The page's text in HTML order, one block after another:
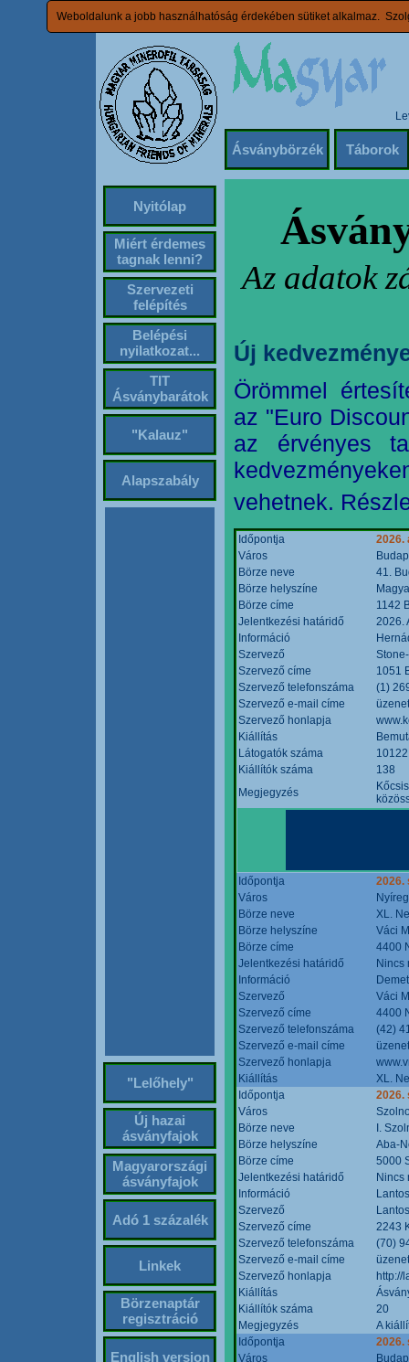
Weboldalunk a jobb használhatóság érdekében sütiket alkalmaz.
Ásványbörzék Táborok
Nyitólap
Miért érdemes
tagnak lenni?
Szervezeti
felépítés
Belépési
nyilatkozat...
TIT
Ásványbarátok
"Kalauz"
Alapszabály
"Lelőhely"
Új hazai
ásványfajok
Magyarországi
ásványfajok
Adó 1 százalék
Linkek
Börzenaptár
regisztráció
English version
Az adatok
Új
Örömmel
az "Euro
az érvényes
vehetnek.
Időpontja
2026.
Város
Börze neve
41.
Börze helyszíne
Börze címe
1142
Jelentkezési határidő
2026.
Információ
Szervező
Szervező címe
1051
Szervező telefonszáma
(1)
Szervező e-mail címe
Szervező honlapja
Kiállítás
Látogatók száma
10122
Kiállítók száma
138
Megjegyzés
Időpontja
2026.
Város
Börze neve
XL.
Börze helyszíne
Váci
Börze címe
4400
Jelentkezési határidő
Nincs
Információ
Szervező
Váci
Szervező címe
4400
Szervező telefonszáma
(42)
Szervező e-mail címe
Szervező honlapja
Kiállítás
XL.
Időpontja
2026.
Város
Börze neve
I.
Börze helyszíne
Aba-
Börze címe
5000
Jelentkezési határidő
Nincs
Információ
Szervező
Szervező címe
2243
Szervező telefonszáma
(70)
Szervező e-mail címe
Szervező honlapja
http://
Kiállítás
Kiállítók száma
20
Megjegyzés
A
Időpontja
2026.
Város